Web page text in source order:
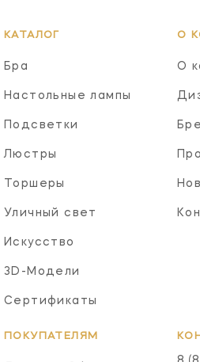
КАТАЛОГ
Бра
Настольные лампы
Подсветки
Люстры
Торшеры
Уличный свет
Искусство
3D-Модели
Сертификаты
О
О
ПОКУПАТЕЛЯМ